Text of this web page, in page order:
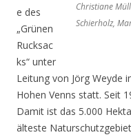
Christiane
Schierholz,
e des
„Grünen
Rucksac
ks“ unter
Leitung von Jörg Weyde
Hohen Venns statt. Seit
Damit ist das 5.000
älteste